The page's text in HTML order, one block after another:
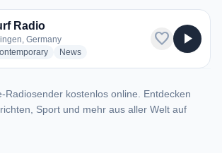
Emmendingen
Radio
Germany
radio stations
Newsradio stations
favorite play_arrow
Radiosender kostenlos online. Entdecken
Sport und mehr aus aller Welt auf